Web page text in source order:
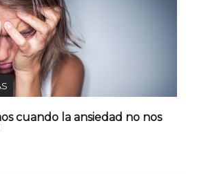
cuando la ansiedad no nos